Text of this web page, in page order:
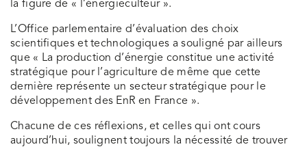
la figure de « l’énergieculteur ».
L’Office parlementaire d’évaluation des choix
scientifiques et technologiques a souligné par ailleurs
que « La production d’énergie constitue une activité
stratégique pour l’agriculture de même que cette
dernière représente un secteur stratégique pour le
développement des EnR en France ».
Chacune de ces réflexions, et celles qui ont cours
aujourd’hui, soulignent toujours la nécessité de trouver